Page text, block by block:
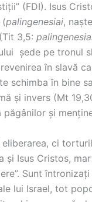
(FDI). Isus
(palingenesiai,
3,5:
șede pe tronul
în slavă
schimba în bine
și invers (Mt
păgânilor și
ci
și Isus Cristos,
Sunt
lui Israel, tot